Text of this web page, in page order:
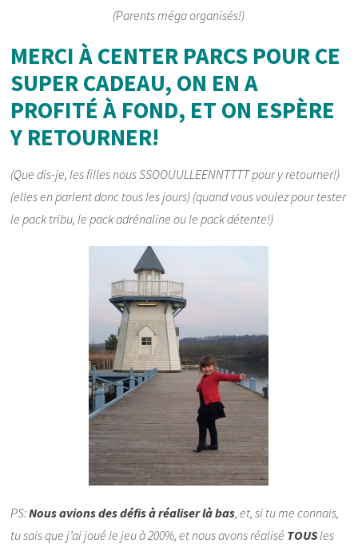
(Parents méga organisés!)
MERCI À CENTER PARCS POUR CE
SUPER CADEAU, ON EN A
PROFITÉ À FOND, ET ON ESPÈRE
Y RETOURNER!
(Que dis-je, les filles nous SSOOUULLEENNTTTT pour y retourner!)
(elles en parlent donc tous les jours) (quand vous voulez pour tester
le pack tribu, le pack adrénaline ou le pack détente!)
PS:Nous avions des défis à réaliser là bas, et, si tu me connais,
tu sais que j’ai joué le jeu à 200%, et nous avons réalisé TOUSles